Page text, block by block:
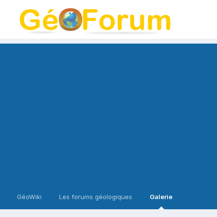
GéoWiki Les forums géologiques Galerie